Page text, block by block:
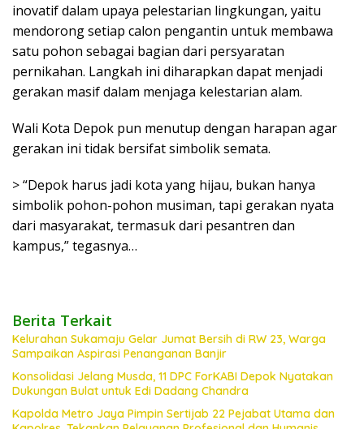
inovatif dalam upaya pelestarian lingkungan, yaitu
mendorong setiap calon pengantin untuk membawa
satu pohon sebagai bagian dari persyaratan
pernikahan. Langkah ini diharapkan dapat menjadi
gerakan masif dalam menjaga kelestarian alam.
Wali Kota Depok pun menutup dengan harapan agar
gerakan ini tidak bersifat simbolik semata.
> “Depok harus jadi kota yang hijau, bukan hanya
simbolik pohon-pohon musiman, tapi gerakan nyata
dari masyarakat, termasuk dari pesantren dan
kampus,” tegasnya…
Berita Terkait
Kelurahan Sukamaju Gelar Jumat Bersih di RW 23, Warga
Sampaikan Aspirasi Penanganan Banjir
Konsolidasi Jelang Musda, 11 DPC ForKABI Depok Nyatakan
Dukungan Bulat untuk Edi Dadang Chandra
Kapolda Metro Jaya Pimpin Sertijab 22 Pejabat Utama dan